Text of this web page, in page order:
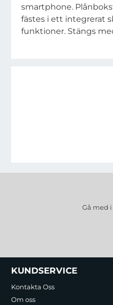
smartphone.
fästes i ett integrerat
funktioner. Stängs
Gå med
Sidfot Blandad
KUNDSERVICE
Kontakta Oss
Om oss